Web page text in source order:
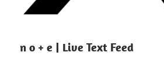
n o + e | Live Text Feed